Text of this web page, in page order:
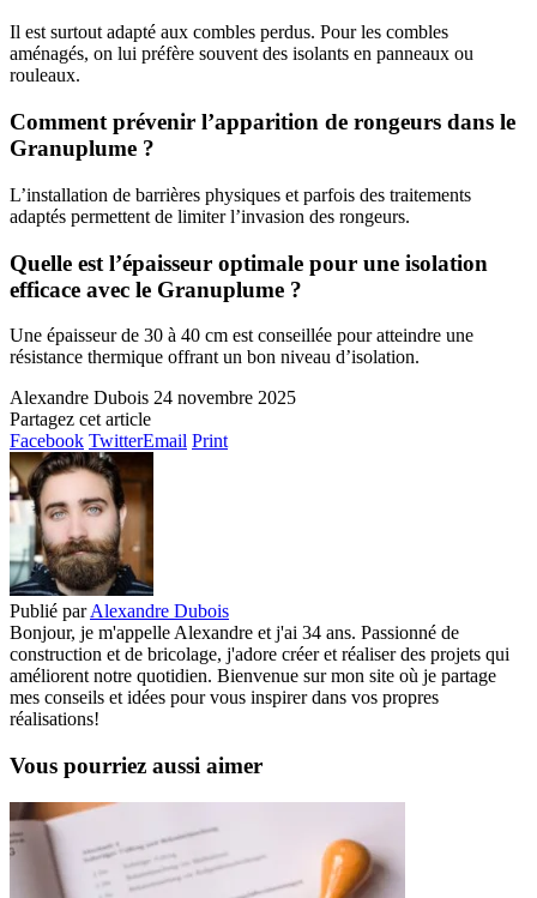
Il est surtout adapté aux combles perdus. Pour les combles
aménagés, on lui préfère souvent des isolants en panneaux ou
rouleaux.
Comment prévenir l’apparition de rongeurs dans le
Granuplume ?
L’installation de barrières physiques et parfois des traitements
adaptés permettent de limiter l’invasion des rongeurs.
Quelle est l’épaisseur optimale pour une isolation
efficace avec le Granuplume ?
Une épaisseur de 30 à 40 cm est conseillée pour atteindre une
résistance thermique offrant un bon niveau d’isolation.
Alexandre Dubois 24 novembre 2025
Partagez cet article
Facebook TwitterEmail Print
Publié par Alexandre Dubois
Bonjour, je m'appelle Alexandre et j'ai 34 ans. Passionné de
construction et de bricolage, j'adore créer et réaliser des projets qui
améliorent notre quotidien. Bienvenue sur mon site où je partage
mes conseils et idées pour vous inspirer dans vos propres
réalisations!
Vous pourriez aussi aimer